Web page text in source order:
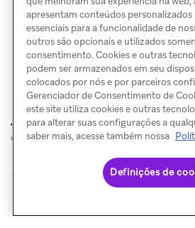
ANTERIORSaiba antes de
enviar
© Braze. All Rights Reserved
apresentam conteúdos personalizados
essenciais para a funcionalidade de
outros são opcionais e utilizados
consentimento. Cookies e outras
podem ser armazenados em seu
colocados por nós e por parceiros
Gerenciador de Consentimento de
este site utiliza cookies e outras
para alterar suas configurações a
saber mais, acesse também nossa
Definições de